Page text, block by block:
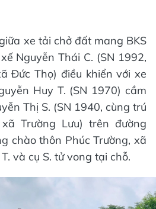
xe tải chở đất mang BKS
Nguyễn Thái C. (SN 1992,
Đức Thọ) điều khiển với xe
Huy T. (SN 1970) cầm
Thị S. (SN 1940, cùng trú
Trường Lưu) trên đường
chào thôn Phúc Trường, xã
và cụ S. tử vong tại chỗ.